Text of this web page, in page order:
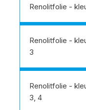
Renolitfolie -
Download
Renolitfolie -
3
Download
Renolitfolie -
3, 4
Download